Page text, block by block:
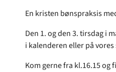
En kristen bønspraksis
Den 1. og den 3. tirsdag i
i kalenderen eller på
Kom gerne fra kl.16.15 og